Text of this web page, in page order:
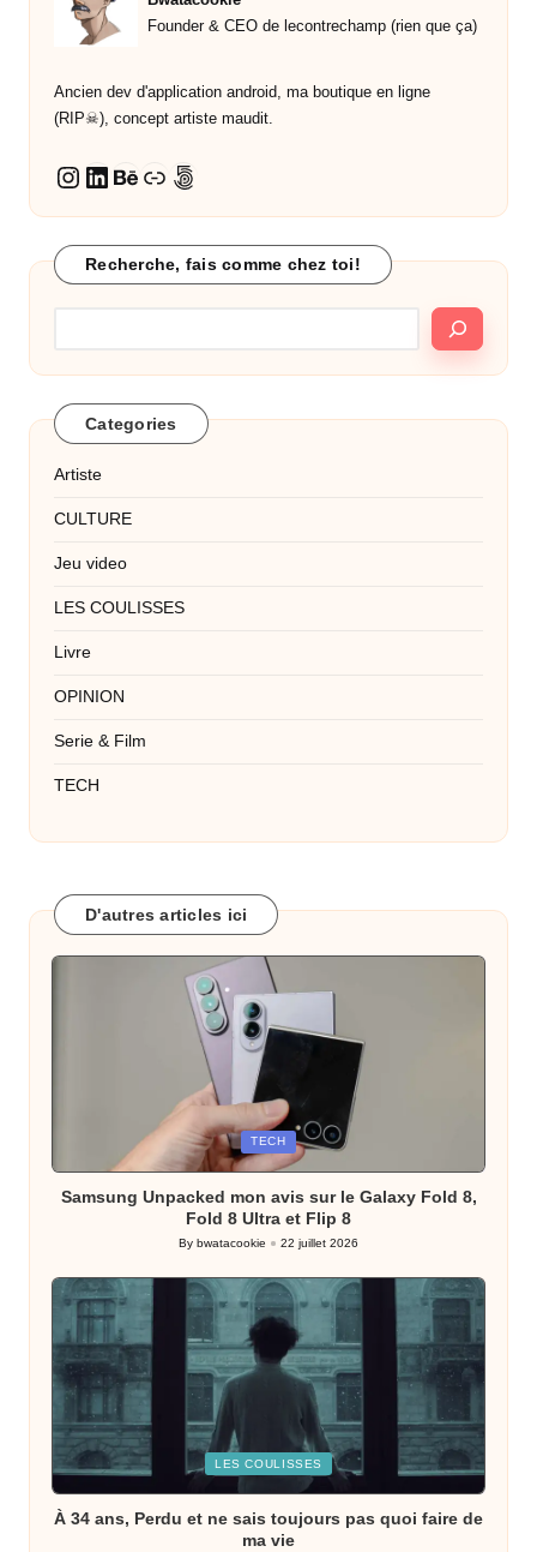
Founder & CEO de lecontrechamp (rien que ça)
Ancien dev d'application android, ma boutique en ligne
(RIP☠︎︎), concept artiste maudit.
Instagram
LinkedIn
Behance
Lien500px
Recherche, fais comme chez toi!
Categories
Artiste
CULTURE
Jeu video
LES COULISSES
Livre
OPINION
Serie & Film
TECH
D'autres articles ici
TECH
Samsung Unpacked mon avis sur le Galaxy Fold 8,
Fold 8 Ultra et Flip 8
Posted
By bwatacookie 22 juillet 2026
LES COULISSES
À 34 ans, Perdu et ne sais toujours pas quoi faire de
ma vie